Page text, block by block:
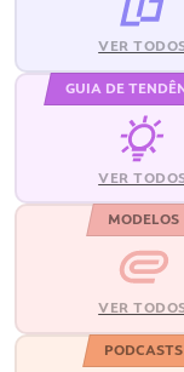
VER
GUIA DE
VER
MODELOS
VER
PODCASTS